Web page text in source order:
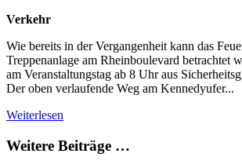
Verkehr
Wie bereits in der Vergangenheit kann das
Treppenanlage am Rheinboulevard betrachtet
am Veranstaltungstag ab 8 Uhr aus
Der oben verlaufende Weg am Kennedyufer...
Weiterlesen
Weitere Beiträge …